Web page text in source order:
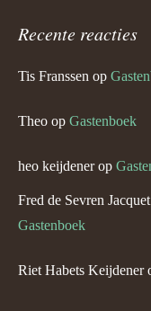
Recente reacties
Tis Franssen op
Theo op Gastenboek
heo keijdenerop
Fred de Sevren Jacquet
Gastenboek
Riet Habets Keijdener